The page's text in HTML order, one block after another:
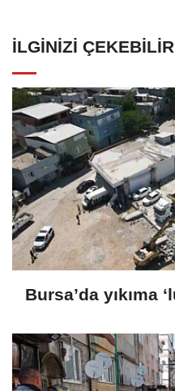
İLGINIZI ÇEKEBILIR
Bursa’da yıkıma